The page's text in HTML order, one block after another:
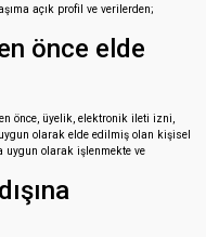
açık profil ve verilerden;
önce elde
önce, üyelik, elektronik ileti izni,
olarak elde edilmiş olan kişisel
uygun olarak işlenmekte ve